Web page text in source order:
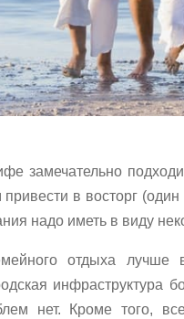
замечательно
привести в восторг
надо иметь в виду
отдыха лучше
нет. Кроме того,